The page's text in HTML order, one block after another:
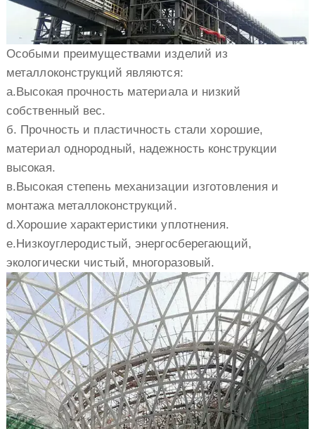
Особыми преимуществами изделий из
металлоконструкций являются:
a.Высокая прочность материала и низкий
собственный вес.
б. Прочность и пластичность стали хорошие,
материал однородный, надежность конструкции
высокая.
в.Высокая степень механизации изготовления и
монтажа металлоконструкций.
d.Хорошие характеристики уплотнения.
e.Низкоуглеродистый, энергосберегающий,
экологически чистый, многоразовый.